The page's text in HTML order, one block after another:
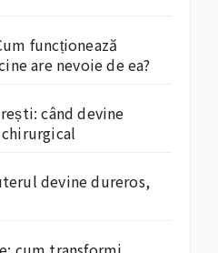
funcționează
are nevoie de ea?
când devine
devine dureros,